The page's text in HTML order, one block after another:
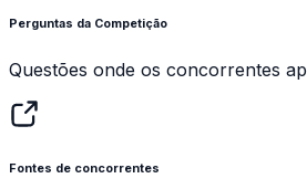
Perguntas da Competição
Questões onde os concorrentes
Fontes de concorrentes